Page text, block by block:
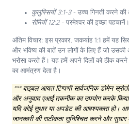
कुलुस्सियों 3:1-3- उच्च गिनती करने की
रोमियों 12:2- परमेश्वर की इच्छा पहचानें।
अंतिम विचार: इस प्रकार, जकर्याह 1:1 हमें यह
और भविष्य की बातें उन लोगों के लिए हैं जो
भरोसा करते हैं। यह हमें अपने दिलों को ठीक
का आमंत्रण देता है।
*** बाइबल आयत टिप्पणी सार्वजनिक डोमेन
और अनुवाद एआई तकनीक का उपयोग करके
यदि कोई सुधार या अपडेट की आवश्यकता हो।
जानकारी की सटीकता सुनिश्चित करने और